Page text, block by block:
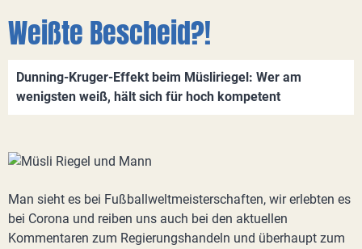
Weißte Bescheid?!
Dunning-Kruger-Effekt beim Müsliriegel: Wer am
wenigsten weiß, hält sich für hoch kompetent
Man sieht es bei Fußballweltmeisterschaften, wir erlebten es
bei Corona und reiben uns auch bei den aktuellen
Kommentaren zum Regierungshandeln und überhaupt zum